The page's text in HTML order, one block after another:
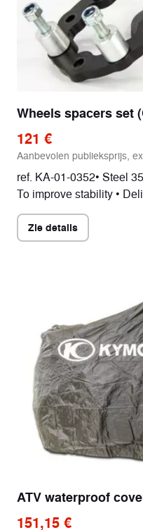
Wheels spacers set
121 €
Aanbevolen publieksprijs,
ref. KA-01-0352• Steel
To improve stability •
Zie details
ATV waterproof
151,15 €